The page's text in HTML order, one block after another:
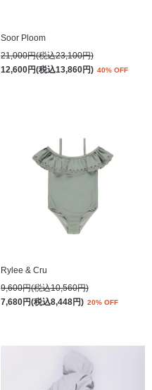
Soor Ploom
21,000円(税込23,100円)
12,600円(税込13,860円) 40% OFF
Rylee & Cru
9,600円(税込10,560円)
7,680円(税込8,448円) 20% OFF